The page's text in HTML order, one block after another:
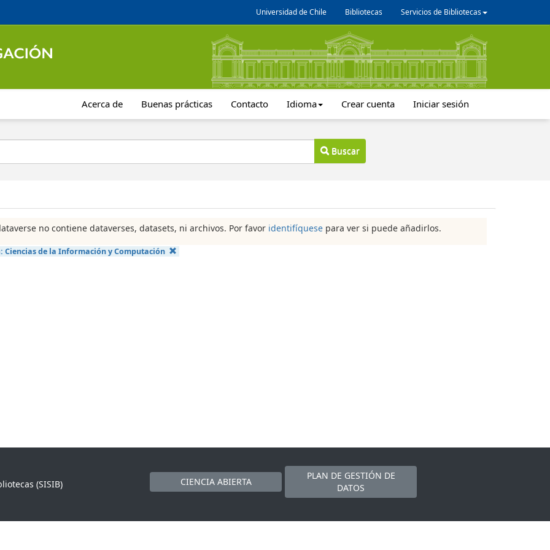
Universidad de Chile Bibliotecas Servicios de Bibliotecas
Acerca de Buenas prácticas Contacto Idioma Crear cuenta Iniciar sesión
Buscar
no contiene dataverses, datasets, ni archivos. Por favor identifíquese para ver si puede añadirlos.
Ciencias de la Información y Computación
(SISIB)
CIENCIA ABIERTA
PLAN DE GESTIÓN DE
DATOS